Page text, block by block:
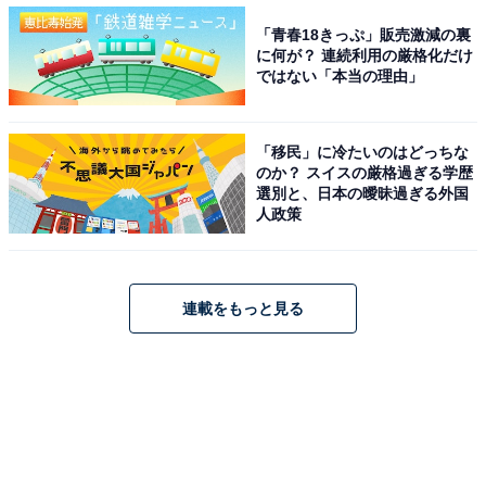
こちらもおすすめ
茨城県の「憧れのナンバープレート」ランキン
グ！ 「水戸」を抑えた1位は？
1 2
「青春18きっぷ」販売激減の裏
に何が？ 連続利用の厳格化だけ
ではない「本当の理由」
「移民」に冷たいのはどっちな
のか？ スイスの厳格過ぎる学歴
選別と、日本の曖昧過ぎる外国
人政策
連載をもっと見る